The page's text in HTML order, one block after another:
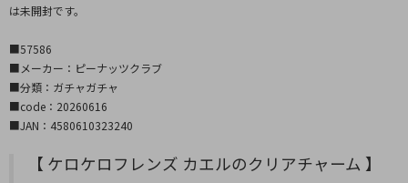
は未開封です。
■57586
■メーカー：ピーナッツクラブ
■分類：ガチャガチャ
■code：20260616
■JAN：4580610323240
【 ケロケロフレンズ カエルのクリアチャーム 】